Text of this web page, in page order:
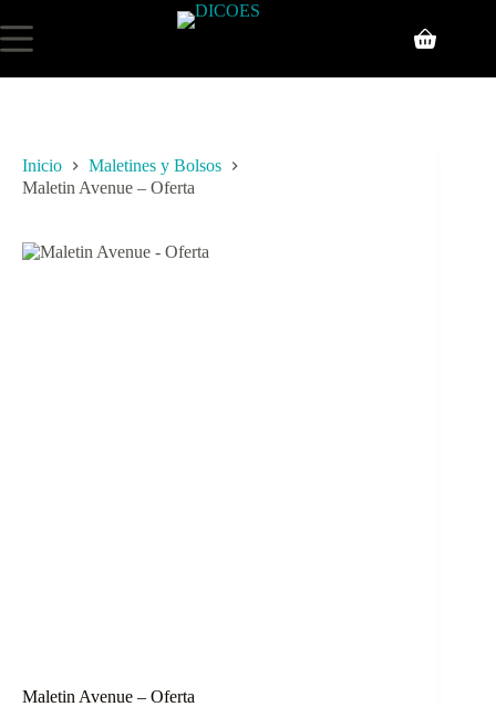
Inicio
Maletines y Bolsos
Maletin Avenue – Oferta
Maletin Avenue – Oferta